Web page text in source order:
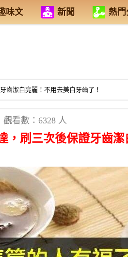
味文 新聞 熱門
齒潔白亮麗！不用去美白牙齒了！
觀看數：6328 人
，刷三次後保證牙齒